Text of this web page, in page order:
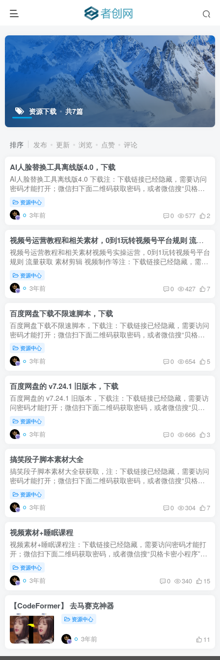
资源下载 共7篇
排序 发布 更新 浏览 点赞 评论
AI人脸替换工具离线版4.0，下载
AI人脸替换工具离线版4.0 下载注：下载链接已经隐藏，需要访问
密码才能打开；微信扫下面二维码获取密码，或者微信搜“贝格卡
密小程序”获取打开密码；需要看完30秒广告，密码才出现；如果
打不开...
资源中心
3年前 0 577 2
视频号运营教程和相关素材，0到1玩转视频号平台规则 流量获取 素材剪辑 视频制作等
视频号运营教程和相关素材视频号实操运营，0到1玩转视频号平台
规则 流量获取 素材剪辑 视频制作等注：下载链接已经隐藏，需要
访问密码才能打开；微信扫下面二维码获取密码，或者微信搜“贝
格卡...
资源中心
3年前 0 427 7
百度网盘下载不限速脚本，下载
百度网盘下载不限速脚本，下载注：下载链接已经隐藏，需要访问
密码才能打开；微信扫下面二维码获取密码，或者微信搜“贝格卡
密小程序”获取打开密码；需要看完30秒广告，密码才出现；如果
打不开...
资源中心
3年前 0 654 5
百度网盘的 v7.24.1 旧版本，下载
百度网盘的 v7.24.1 旧版本，下载注：下载链接已经隐藏，需要访
问密码才能打开；微信扫下面二维码获取密码，或者微信搜“贝格
卡密小程序”获取打开密码；需要看完30秒广告，密码才出现；如
果打...
资源中心
3年前 0 666 3
搞笑段子脚本素材大全
搞笑段子脚本素材大全获获取，注：下载链接已经隐藏，需要访问
密码才能打开；微信扫下面二维码获取密码，或者微信搜“贝格卡
密小程序”获取打开密码；需要看完30秒广告，密码才出现；如果
打不开...
资源中心
3年前 0 304 7
视频素材+睡眠课程
视频素材+睡眠课程注：下载链接已经隐藏，需要访问密码才能打
开；微信扫下面二维码获取密码，或者微信搜“贝格卡密小程序”获
取打开密码；需要看完30秒广告，密码才出现；如果打不开，请联
系我...
资源中心
3年前 0 340 15
【CodeFormer】 去马赛克神器
资源中心
3年前 11